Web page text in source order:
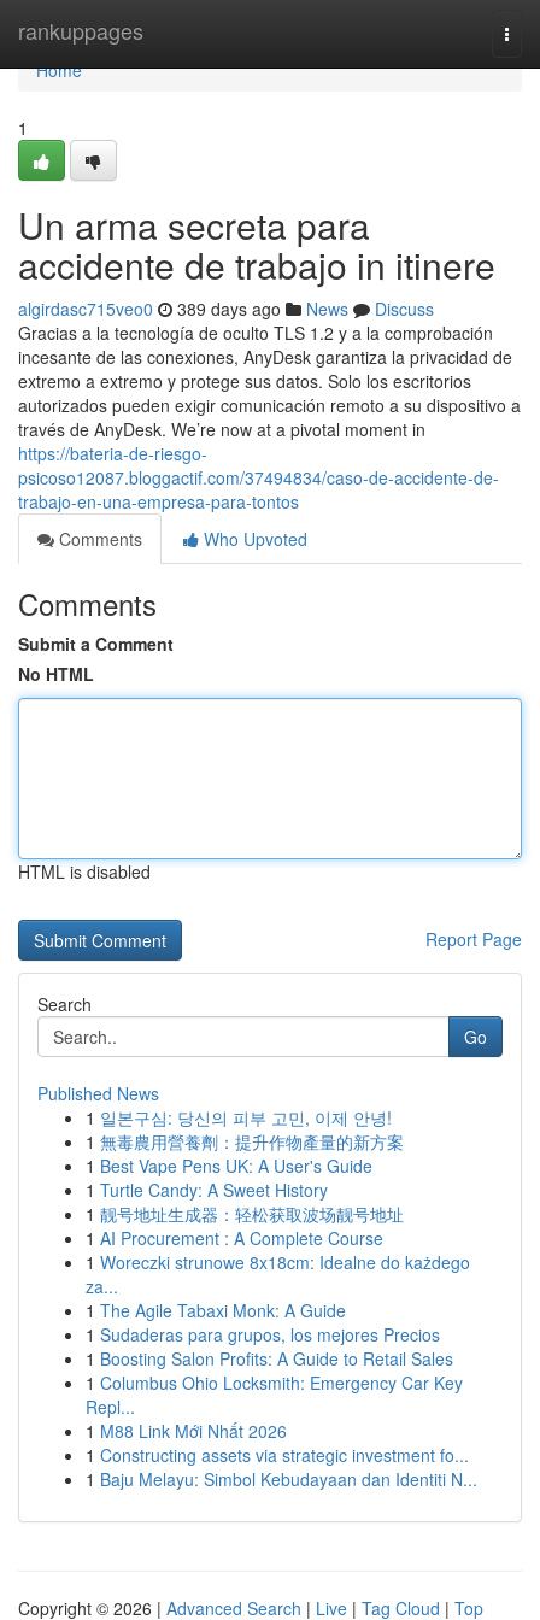
rankuppages
Home
Home
1
Un arma secreta para
accidente de trabajo in itinere
algirdasc715veo0 389 days ago News
Discuss
Gracias a la tecnología de oculto TLS 1.2 y a la comprobación
incesante de las conexiones, AnyDesk garantiza la privacidad de
extremo a extremo y protege sus datos. Solo los escritorios
autorizados pueden exigir comunicación remoto a su dispositivo a
través de AnyDesk. We’re now at a pivotal moment in
https://bateria-de-riesgo-
psicoso12087.bloggactif.com/37494834/caso-de-accidente-de-
trabajo-en-una-empresa-para-tontos
Comments
Who Upvoted
Comments
Submit a Comment
No HTML
HTML is disabled
Report Page
Search
Go
Published News
1 일본구심: 당신의 피부 고민, 이제 안녕!
1 無毒農用營養劑：提升作物產量的新方案
1 Best Vape Pens UK: A User's Guide
1 Turtle Candy: A Sweet History
1 靓号地址生成器：轻松获取波场靓号地址
1 AI Procurement : A Complete Course
1 Woreczki strunowe 8x18cm: Idealne do każdego
za...
1 The Agile Tabaxi Monk: A Guide
1 Sudaderas para grupos, los mejores Precios
1 Boosting Salon Profits: A Guide to Retail Sales
1 Columbus Ohio Locksmith: Emergency Car Key
Repl...
1 M88 Link Mới Nhất 2026
1 Constructing assets via strategic investment fo...
1 Baju Melayu: Simbol Kebudayaan dan Identiti N...
Copyright © 2026 | Advanced Search | Live | Tag Cloud | Top